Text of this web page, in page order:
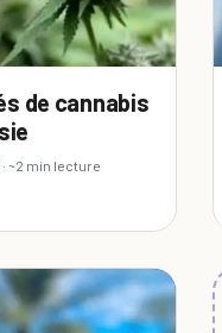
de cannabis
· ~2 min lecture